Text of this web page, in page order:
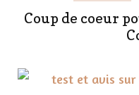
Coup de coeur